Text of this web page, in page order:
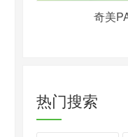
奇美
热门搜索